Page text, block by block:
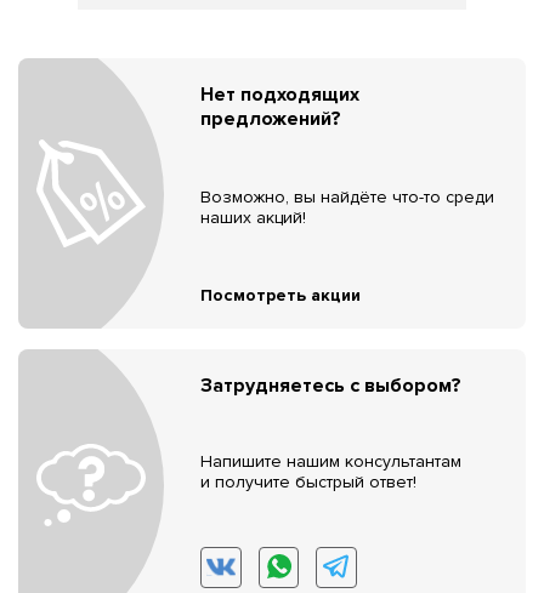
Нет подходящих
предложений?
Возможно, вы найдёте что-то среди
наших акций!
Посмотреть акции
Затрудняетесь с выбором?
Напишите нашим консультантам
и получите быстрый ответ!